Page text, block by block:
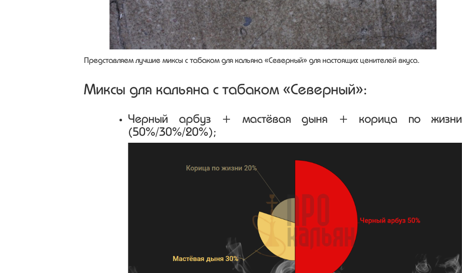
Представляем лучшие миксы с табаком для кальяна «Северный» для настоящих ценителей вкуса.
Миксы для кальяна с табаком «Северный»:
Черный арбуз + мастёвая дыня + корица по жизни
(50%/30%/20%);